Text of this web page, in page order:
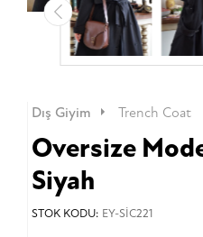
Dış Giyim Trench Coat
Oversize
Siyah
STOK KODU: EY-SİC221